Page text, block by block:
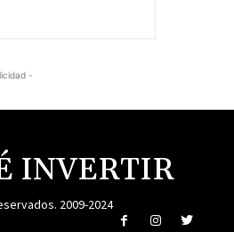
-
INVERTIR
2009-2024